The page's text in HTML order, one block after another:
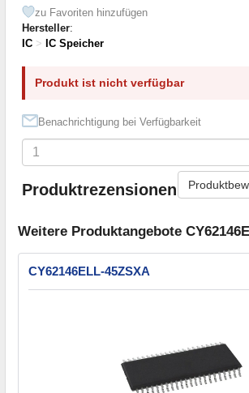
zu Favoriten hinzufügen
Hersteller:
IC > IC Speicher
Produkt ist nicht verfügbar
Benachrichtigung bei Verfügbarkeit
Produktrezensionen
Weitere Produktangebote
CY62146ELL-45ZSXA